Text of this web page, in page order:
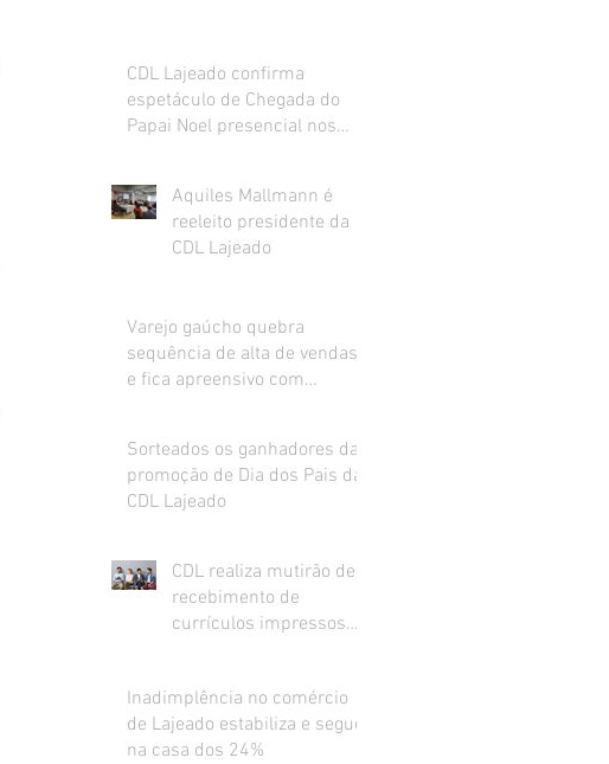
CDL Lajeado confirma
espetáculo de Chegada do
Papai Noel presencial nos
Aquiles Mallmann é
reeleito presidente da
CDL Lajeado
Varejo gaúcho quebra
sequência de alta de vendas
e fica apreensivo com
Sorteados os ganhadores da
promoção de Dia dos Pais da
CDL Lajeado
CDL realiza mutirão de
recebimento de
currículos impressos
Inadimplência no comércio
de Lajeado estabiliza e segue
na casa dos 24%